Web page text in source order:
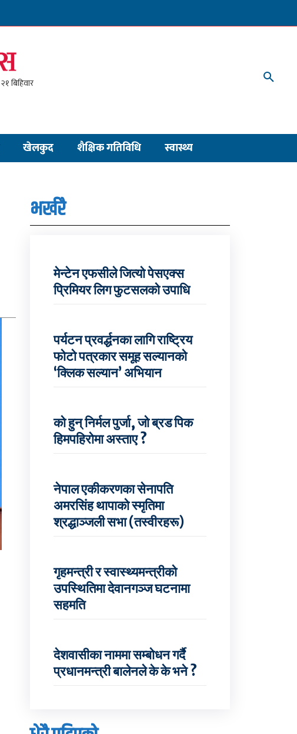
खेलकुद शैक्षिक गतिविधि स्वास्थ्य
भर्खरै
मेन्टेन एफसीले जित्यो पेसएक्स
प्रिमियर लिग फुटसलको उपाधि
पर्यटन प्रवर्द्धनका लागि राष्ट्रिय
फोटो पत्रकार समूह सल्यानको
‘क्लिक सल्यान’ अभियान
को हुन् निर्मल पुर्जा, जो ब्रड पिक
हिमपहिरोमा अस्ताए ?
नेपाल एकीकरणका सेनापति
अमरसिंह थापाको स्मृतिमा
श्रद्धाञ्जली सभा (तस्वीरहरू)
गृहमन्त्री र स्वास्थ्यमन्त्रीको
उपस्थितिमा देवानगञ्ज घटनामा
सहमति
देशवासीका नाममा सम्बोधन गर्दै
प्रधानमन्त्री बालेनले के के भने ?